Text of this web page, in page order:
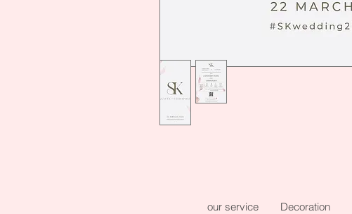
our service Decoration